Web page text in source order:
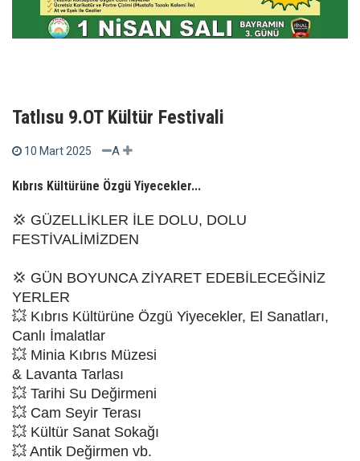
Tatlısu 9.OT Kültür Festivali
10 Mart 2025 A
Kıbrıs Kültürüne Özgü Yiyecekler...
💢 GÜZELLİKLER İLE DOLU, DOLU
FESTİVALİMİZDEN
💢 GÜN BOYUNCA ZİYARET EDEBİLECEĞİNİZ
YERLER
💥 Kıbrıs Kültürüne Özgü Yiyecekler, El Sanatları,
Canlı İmalatlar
💥 Minia Kıbrıs Müzesi
& Lavanta Tarlası
💥 Tarihi Su Değirmeni
💥 Cam Seyir Terası
💥 Kültür Sanat Sokağı
💥 Antik Değirmen vb.